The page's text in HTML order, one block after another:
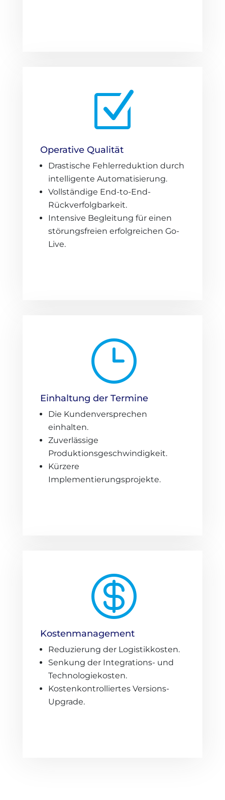
Z
Operative Qualität
Drastische Fehlerreduktion durch
intelligente Automatisierung.
Vollständige End-to-End-
Rückverfolgbarkeit.
Intensive Begleitung für einen
störungsfreien erfolgreichen Go-
Live.
}
Einhaltung der Termine
Die Kundenversprechen
einhalten.
Zuverlässige
Produktionsgeschwindigkeit.
Kürzere
Implementierungsprojekte.

Kostenmanagement
Reduzierung der Logistikkosten.
Senkung der Integrations- und
Technologiekosten.
Kostenkontrolliertes Versions-
Upgrade.